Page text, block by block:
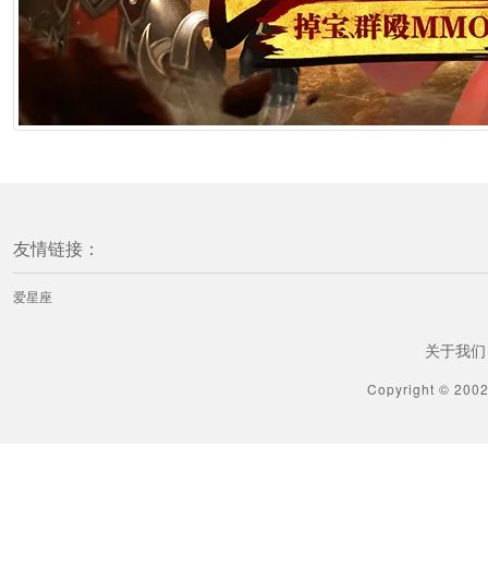
友情链接：
爱星座
关于我们
Copyright ©